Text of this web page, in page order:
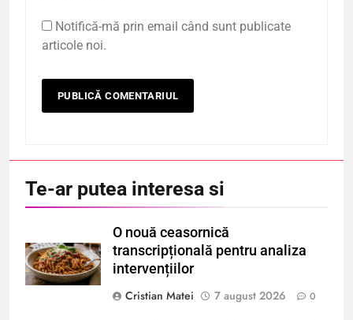
Notifică-mă prin email când sunt publicate
articole noi.
Te-ar putea interesa si
O nouă ceasornică
transcripțională pentru analiza
intervențiilor
Cristian Matei
7 august 2026 0